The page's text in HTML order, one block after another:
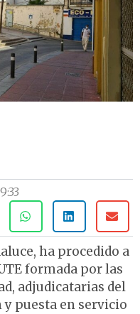
ha procedido a
formada por las
adjudicatarias del
puesta en servicio